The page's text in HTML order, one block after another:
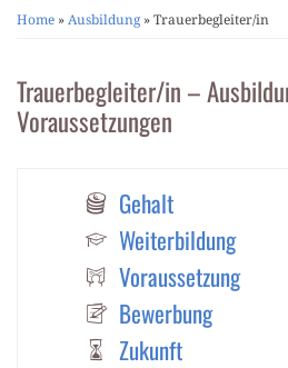
Home »Ausbildung»Trauerbegleiter/in
Trauerbegleiter/in –
Voraussetzungen
Gehalt
Weiterbildung
Voraussetzung
Bewerbung
Zukunft